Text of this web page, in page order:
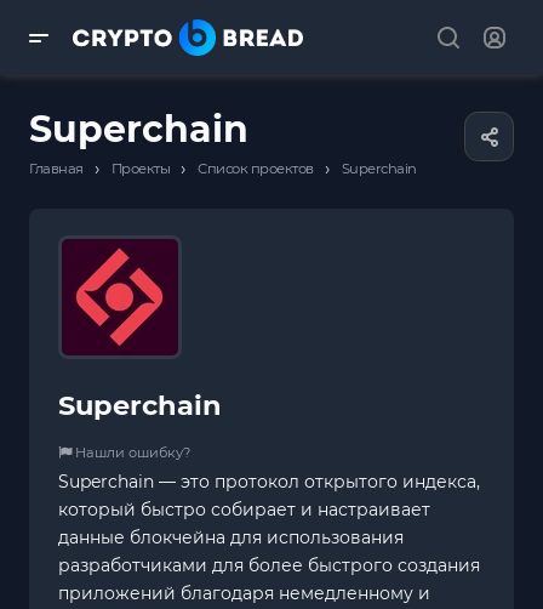
Superchain
Главная › Проекты › Список проектов › Superchain
Superchain
Нашли ошибку?
Superchain — это протокол открытого индекса,
который быстро собирает и настраивает
данные блокчейна для использования
разработчиками для более быстрого создания
приложений благодаря немедленному и